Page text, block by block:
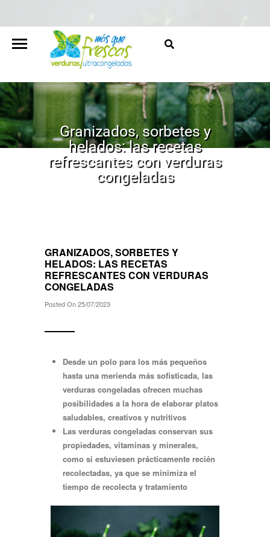
Granizados, sorbetes y
helados: las recetas
refrescantes con verduras
congeladas
GRANIZADOS, SORBETES Y
HELADOS: LAS RECETAS
REFRESCANTES CON VERDURAS
CONGELADAS
Posted On 25/07/2023
Desde un polo para los más pequeños
hasta una merienda más sofisticada, las
verduras congeladas ofrecen muchas
posibilidades a la hora de elaborar platos
saludables, creativos y nutritivos
Las verduras congeladas conservan sus
propiedades, vitaminas y minerales,
como si estuviesen prácticamente recién
recolectadas, ya que se minimiza el
tiempo de recolecta y tratamiento